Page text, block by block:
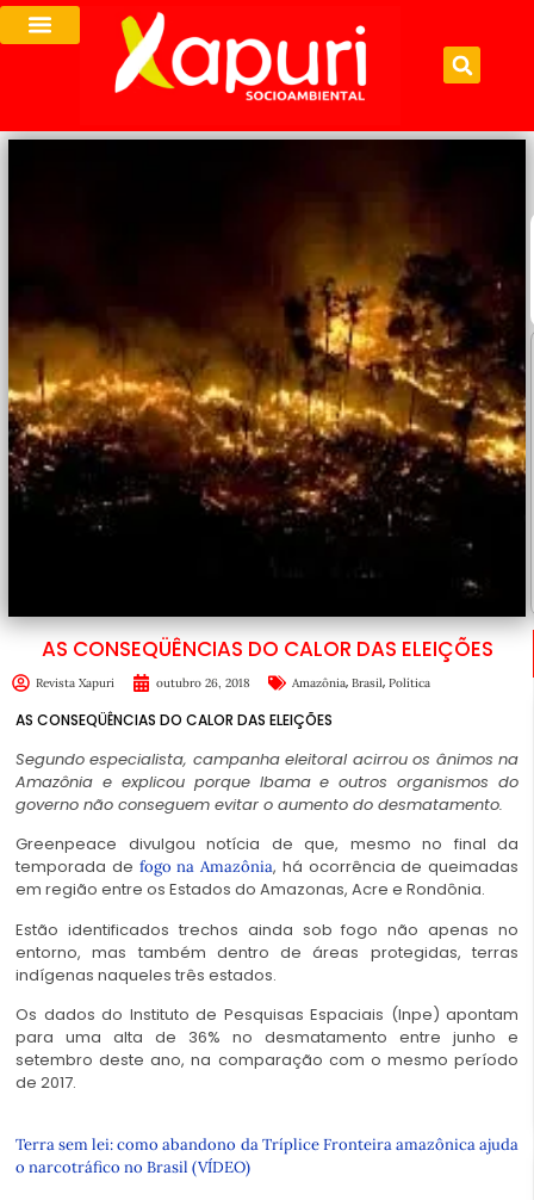
AS CONSEQÜÊNCIAS DO CALOR DAS ELEIÇÕES
Revista Xapuri outubro 26, 2018 Amazônia, Brasil, Política
AS CONSEQÜÊNCIAS DO CALOR DAS ELEIÇÕES
Segundo especialista, campanha eleitoral acirrou os ânimos na
Amazônia e explicou porque Ibama e outros organismos do
governo não conseguem evitar o aumento do desmatamento.
Greenpeace divulgou notícia de que, mesmo no final da
temporada de fogo na Amazônia, há ocorrência de queimadas
em região entre os Estados do Amazonas, Acre e Rondônia.
Estão identificados trechos ainda sob fogo não apenas no
entorno, mas também dentro de áreas protegidas, terras
indígenas naqueles três estados.
Os dados do Instituto de Pesquisas Espaciais (Inpe) apontam
para uma alta de 36% no desmatamento entre junho e
setembro deste ano, na comparação com o mesmo período
de 2017.
Terra sem lei: como abandono da Tríplice Fronteira amazônica ajuda
o narcotráfico no Brasil (VÍDEO)